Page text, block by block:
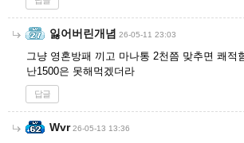
잃어버린개념 26-05-11 23:03
그냥 영혼방패 끼고 마나통 2천쯤 맞추면 쾌적
난1500은 못해먹겠더라
답글
Wvr 26-05-13 13:36